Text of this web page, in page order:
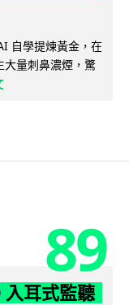
自學提煉黃金，在
大量刺鼻濃煙，驚
89
入耳式監聽